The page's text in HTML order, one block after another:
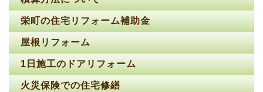
栄町の住宅リフォーム補助金
屋根リフォーム
1日施工のドアリフォーム
火災保険での住宅修繕